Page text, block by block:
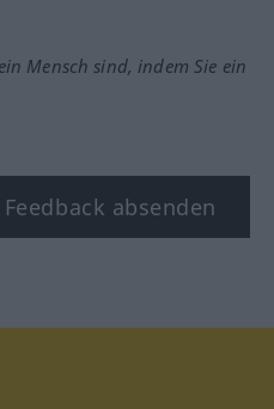
Mensch sind, indem Sie ein
Feedback absenden